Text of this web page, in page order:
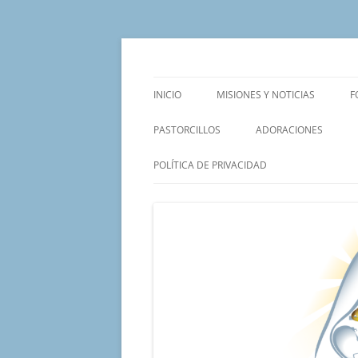
Saltar
INICIO MISIONES Y NOTICIAS
PASTORCILLOS ADORACIONES
POLÍTICA DE PRIVACIDAD